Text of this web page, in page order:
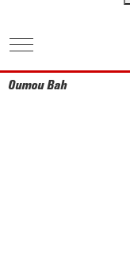
Mobile Menu Toggle
Oumou Bah